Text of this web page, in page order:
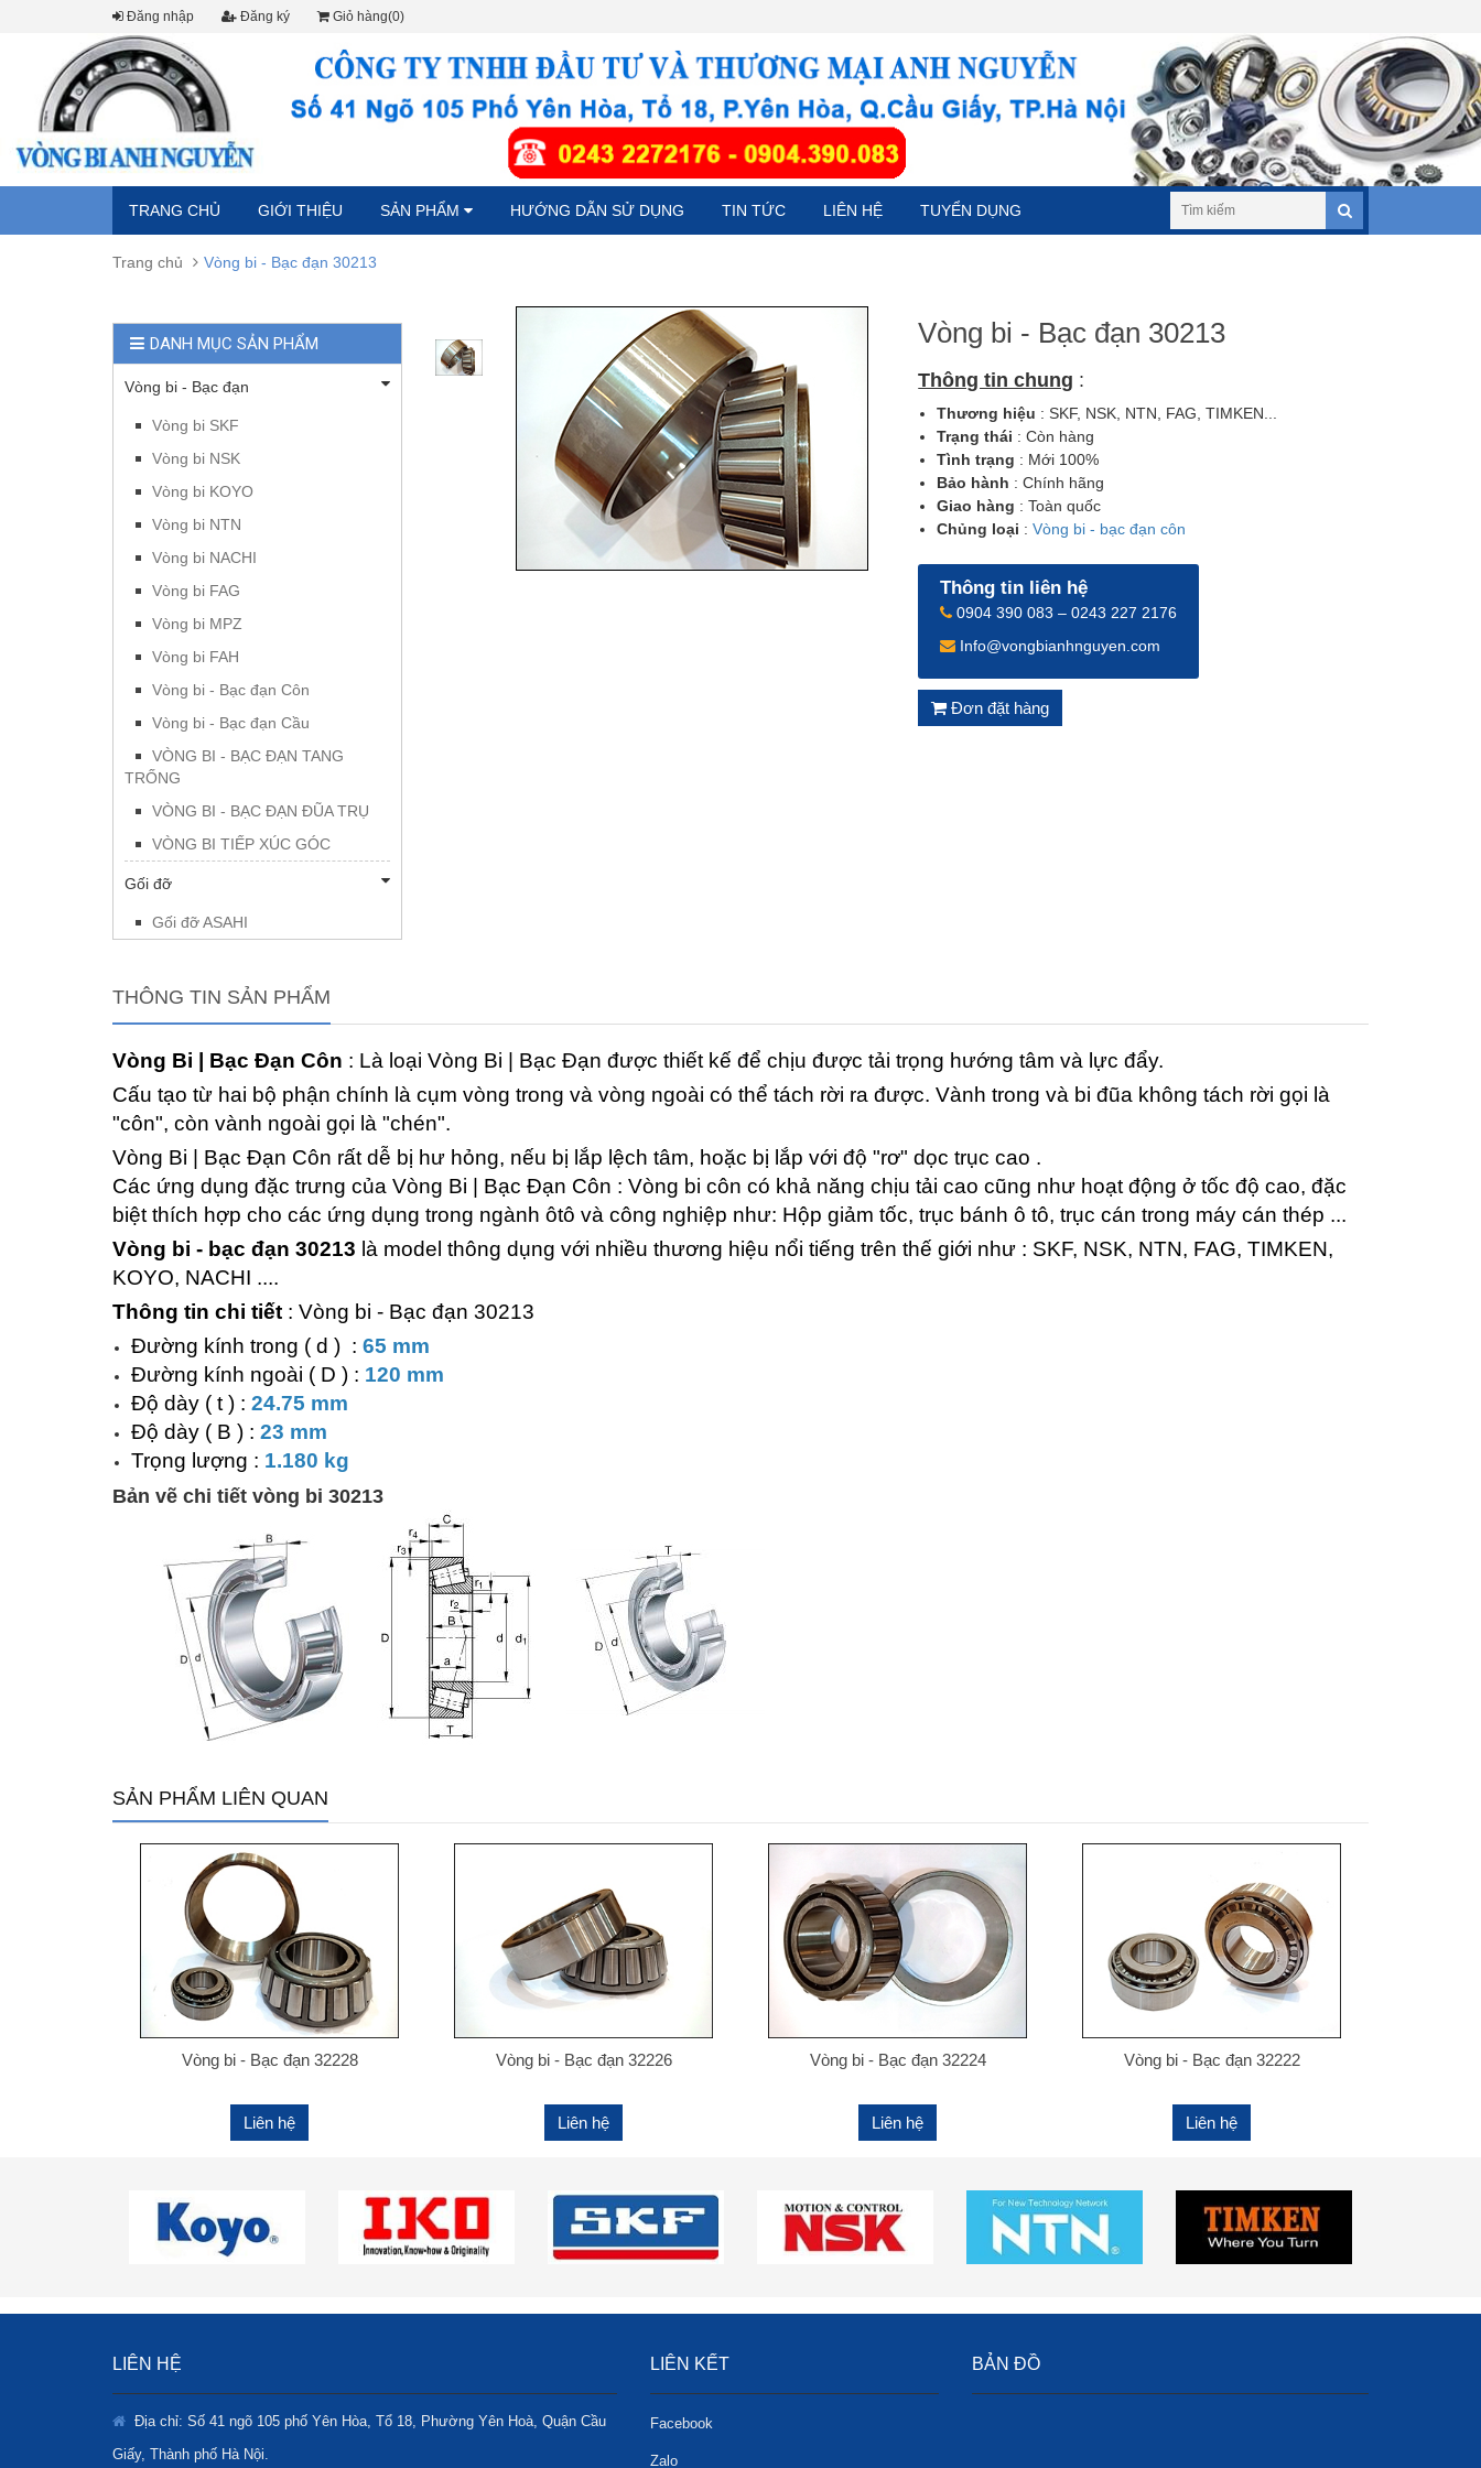
Đăng nhập Đăng ký Giỏ hàng(0)
TRANG CHỦ GIỚI THIỆU SẢN PHẨM HƯỚNG DẪN SỬ DỤNG TIN TỨC LIÊN HỆ TUYỂN DỤNG
Trang chủ Vòng bi - Bạc đạn 30213
Vòng bi - Bạc đạn 30213
Thông tin chung :
Thương hiệu : SKF, NSK, NTN, FAG, TIMKEN...
Trạng thái : Còn hàng
Tình trạng : Mới 100%
Bảo hành : Chính hãng
Giao hàng : Toàn quốc
Chủng loại :Vòng bi - bạc đạn côn
Thông tin liên hệ
0904 390 083 – 0243 227 2176
Info@vongbianhnguyen.com
Đơn đặt hàng
DANH MỤC SẢN PHẨM
Vòng bi - Bạc đạn
Vòng bi SKF
Vòng bi NSK
Vòng bi KOYO
Vòng bi NTN
Vòng bi NACHI
Vòng bi FAG
Vòng bi MPZ
Vòng bi FAH
Vòng bi - Bạc đạn Côn
Vòng bi - Bạc đạn Cầu
VÒNG BI - BẠC ĐẠN TANG
TRỐNG
VÒNG BI - BẠC ĐẠN ĐŨA TRỤ
VÒNG BI TIẾP XÚC GÓC
Gối đỡ
Gối đỡ ASAHI
THÔNG TIN SẢN PHẨM
Vòng Bi | Bạc Đạn Côn : Là loại Vòng Bi | Bạc Đạn được thiết kế để chịu được tải trọng hướng tâm và lực đẩy.
Cấu tạo từ hai bộ phận chính là cụm vòng trong và vòng ngoài có thể tách rời ra được. Vành trong và bi đũa không tách rời gọi là
"côn", còn vành ngoài gọi là "chén".
Vòng Bi | Bạc Đạn Côn rất dễ bị hư hỏng, nếu bị lắp lệch tâm, hoặc bị lắp với độ "rơ" dọc trục cao .
Các ứng dụng đặc trưng của Vòng Bi | Bạc Đạn Côn : Vòng bi côn có khả năng chịu tải cao cũng như hoạt động ở tốc độ cao, đặc
biệt thích hợp cho các ứng dụng trong ngành ôtô và công nghiệp như: Hộp giảm tốc, trục bánh ô tô, trục cán trong máy cán thép ...
Vòng bi - bạc đạn 30213 là model thông dụng với nhiều thương hiệu nổi tiếng trên thế giới như : SKF, NSK, NTN, FAG, TIMKEN,
KOYO, NACHI ....
Thông tin chi tiết : Vòng bi - Bạc đạn 30213
Đường kính trong ( d ) : 65 mm
Đường kính ngoài ( D ) : 120 mm
Độ dày ( t ) : 24.75 mm
Độ dày ( B ) : 23 mm
Trọng lượng : 1.180 kg
Bản vẽ chi tiết vòng bi 30213
SẢN PHẨM LIÊN QUAN
Vòng bi - Bạc đạn 32228
Liên hệ
Vòng bi - Bạc đạn 32226
Liên hệ
Vòng bi - Bạc đạn 32224
Liên hệ
Vòng bi - Bạc đạn 32222
Liên hệ
LIÊN HỆ
Địa chỉ: Số 41 ngõ 105 phố Yên Hòa, Tổ 18, Phường Yên Hoà, Quận Cầu
Giấy, Thành phố Hà Nội.
LIÊN KẾT
Facebook
Zalo
BẢN ĐỒ